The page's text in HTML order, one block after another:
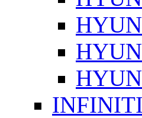
INFINITI